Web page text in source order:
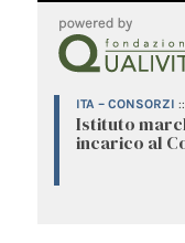
ITA – CONSORZI ::
Istituto
incarico al